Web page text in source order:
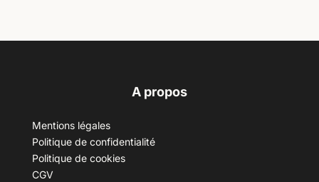
A propos
Mentions légales
Politique de confidentialité
Politique de cookies
CGV